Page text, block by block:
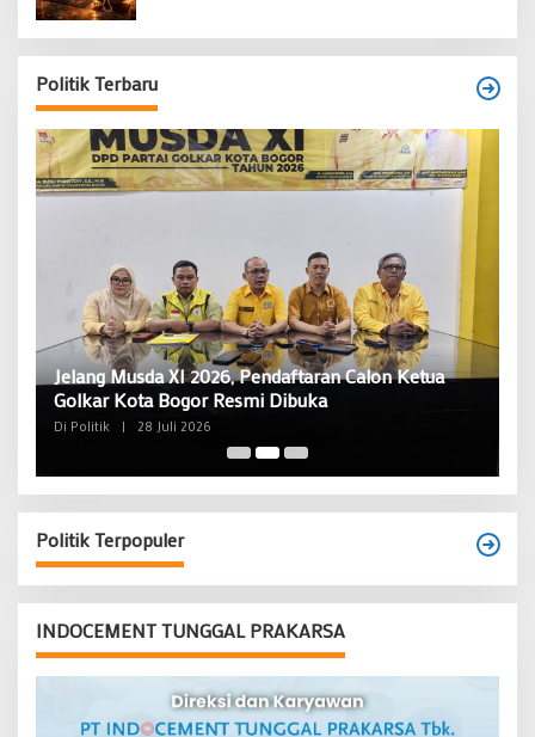
Politik Terbaru
Budi Prasetyo Kembali Pimpin Golkar Kecamatan
Tangerang Periode 2026–2031
Di Banten, Politik | 28 Juni 2026
Politik Terpopuler
INDOCEMENT TUNGGAL PRAKARSA